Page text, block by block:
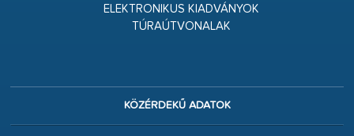
ELEKTRONIKUS KIADVÁNYOK
TÚRAÚTVONALAK
KÖZÉRDEKŰ ADATOK